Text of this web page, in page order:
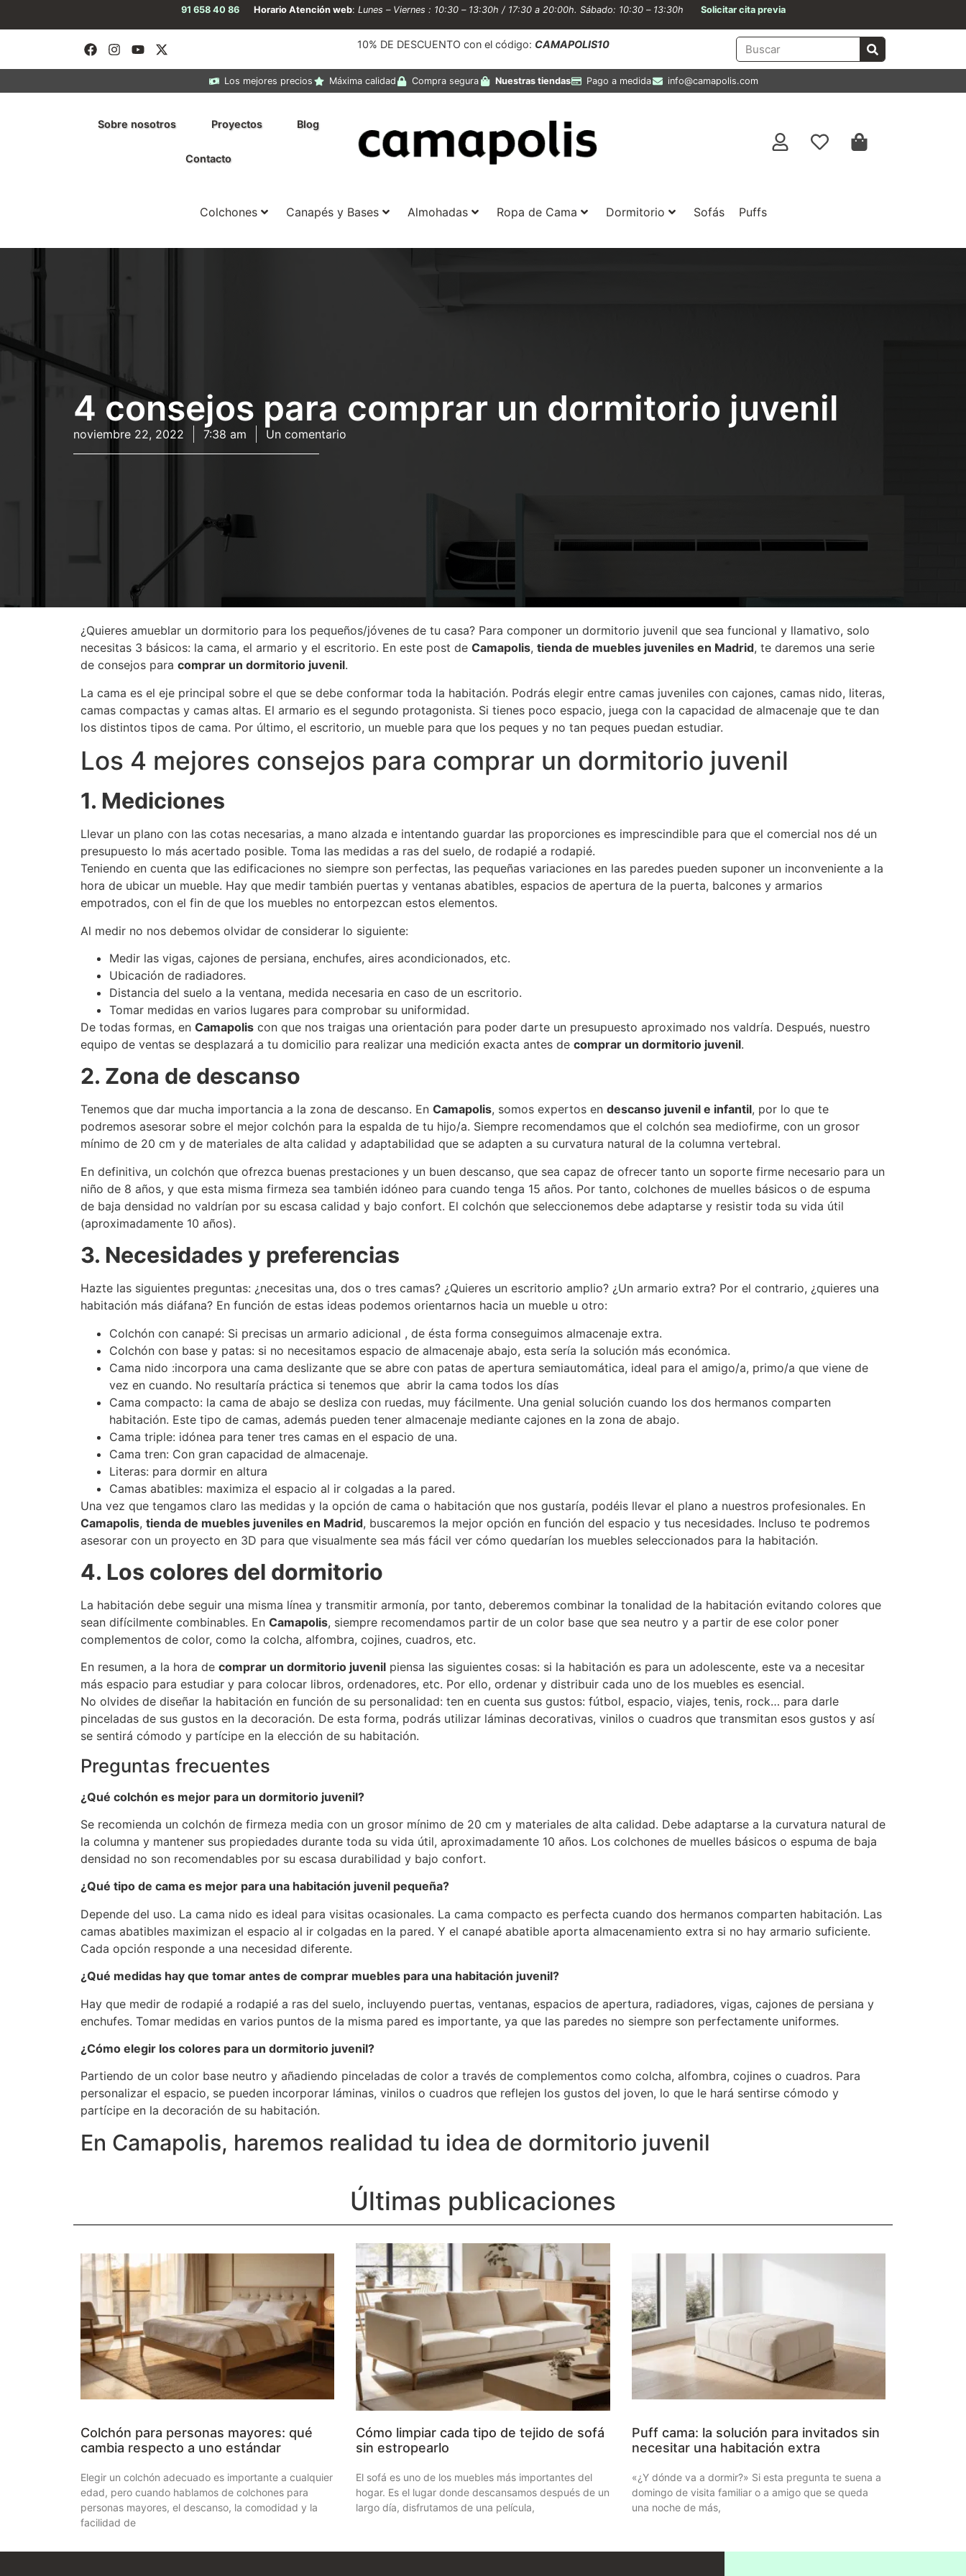
91 658 40 86 Horario Atención web: Lunes – Viernes : 10:30 – 13:30h / 17:30 a 20:00h. Sábado: 10:30 – 13:30h Solicitar cita previa
10% DE DESCUENTO con el código: CAMAPOLIS10
Los mejores precios Máxima calidad Compra segura Nuestras tiendas Pago a medida info@camapolis.com
Sobre nosotros Proyectos Blog
Contacto
Colchones Canapés y Bases Almohadas Ropa de Cama Dormitorio Sofás Puffs
4 consejos para comprar un dormitorio juvenil
noviembre 22, 2022 7:38 am Un comentario
¿Quieres amueblar un dormitorio para los pequeños/jóvenes de tu casa? Para componer un dormitorio juvenil que sea funcional y llamativo, solo
necesitas 3 básicos: la cama, el armario y el escritorio. En este post de Camapolis, tienda de muebles juveniles en Madrid, te daremos una serie
de consejos para comprar un dormitorio juvenil.
La cama es el eje principal sobre el que se debe conformar toda la habitación. Podrás elegir entre camas juveniles con cajones, camas nido, literas,
camas compactas y camas altas. El armario es el segundo protagonista. Si tienes poco espacio, juega con la capacidad de almacenaje que te dan
los distintos tipos de cama. Por último, el escritorio, un mueble para que los peques y no tan peques puedan estudiar.
Los 4 mejores consejos para comprar un dormitorio juvenil
1. Mediciones
Llevar un plano con las cotas necesarias, a mano alzada e intentando guardar las proporciones es imprescindible para que el comercial nos dé un
presupuesto lo más acertado posible. Toma las medidas a ras del suelo, de rodapié a rodapié.
Teniendo en cuenta que las edificaciones no siempre son perfectas, las pequeñas variaciones en las paredes pueden suponer un inconveniente a la
hora de ubicar un mueble. Hay que medir también puertas y ventanas abatibles, espacios de apertura de la puerta, balcones y armarios
empotrados, con el fin de que los muebles no entorpezcan estos elementos.
Al medir no nos debemos olvidar de considerar lo siguiente:
Medir las vigas, cajones de persiana, enchufes, aires acondicionados, etc.
Ubicación de radiadores.
Distancia del suelo a la ventana, medida necesaria en caso de un escritorio.
Tomar medidas en varios lugares para comprobar su uniformidad.
De todas formas, en Camapolis con que nos traigas una orientación para poder darte un presupuesto aproximado nos valdría. Después, nuestro
equipo de ventas se desplazará a tu domicilio para realizar una medición exacta antes de comprar un dormitorio juvenil.
2. Zona de descanso
Tenemos que dar mucha importancia a la zona de descanso. En Camapolis, somos expertos en descanso juvenil e infantil, por lo que te
podremos asesorar sobre el mejor colchón para la espalda de tu hijo/a. Siempre recomendamos que el colchón sea mediofirme, con un grosor
mínimo de 20 cm y de materiales de alta calidad y adaptabilidad que se adapten a su curvatura natural de la columna vertebral.
En definitiva, un colchón que ofrezca buenas prestaciones y un buen descanso, que sea capaz de ofrecer tanto un soporte firme necesario para un
niño de 8 años, y que esta misma firmeza sea también idóneo para cuando tenga 15 años. Por tanto, colchones de muelles básicos o de espuma
de baja densidad no valdrían por su escasa calidad y bajo confort. El colchón que seleccionemos debe adaptarse y resistir toda su vida útil
(aproximadamente 10 años).
3. Necesidades y preferencias
Hazte las siguientes preguntas: ¿necesitas una, dos o tres camas? ¿Quieres un escritorio amplio? ¿Un armario extra? Por el contrario, ¿quieres una
habitación más diáfana? En función de estas ideas podemos orientarnos hacia un mueble u otro:
Colchón con canapé: Si precisas un armario adicional , de ésta forma conseguimos almacenaje extra.
Colchón con base y patas: si no necesitamos espacio de almacenaje abajo, esta sería la solución más económica.
Cama nido :incorpora una cama deslizante que se abre con patas de apertura semiautomática, ideal para el amigo/a, primo/a que viene de
vez en cuando. No resultaría práctica si tenemos que abrir la cama todos los días
Cama compacto: la cama de abajo se desliza con ruedas, muy fácilmente. Una genial solución cuando los dos hermanos comparten
habitación. Este tipo de camas, además pueden tener almacenaje mediante cajones en la zona de abajo.
Cama triple: idónea para tener tres camas en el espacio de una.
Cama tren: Con gran capacidad de almacenaje.
Literas: para dormir en altura
Camas abatibles: maximiza el espacio al ir colgadas a la pared.
Una vez que tengamos claro las medidas y la opción de cama o habitación que nos gustaría, podéis llevar el plano a nuestros profesionales. En
Camapolis, tienda de muebles juveniles en Madrid, buscaremos la mejor opción en función del espacio y tus necesidades. Incluso te podremos
asesorar con un proyecto en 3D para que visualmente sea más fácil ver cómo quedarían los muebles seleccionados para la habitación.
4. Los colores del dormitorio
La habitación debe seguir una misma línea y transmitir armonía, por tanto, deberemos combinar la tonalidad de la habitación evitando colores que
sean difícilmente combinables. En Camapolis, siempre recomendamos partir de un color base que sea neutro y a partir de ese color poner
complementos de color, como la colcha, alfombra, cojines, cuadros, etc.
En resumen, a la hora de comprar un dormitorio juvenil piensa las siguientes cosas: si la habitación es para un adolescente, este va a necesitar
más espacio para estudiar y para colocar libros, ordenadores, etc. Por ello, ordenar y distribuir cada uno de los muebles es esencial.
No olvides de diseñar la habitación en función de su personalidad: ten en cuenta sus gustos: fútbol, espacio, viajes, tenis, rock… para darle
pinceladas de sus gustos en la decoración. De esta forma, podrás utilizar láminas decorativas, vinilos o cuadros que transmitan esos gustos y así
se sentirá cómodo y partícipe en la elección de su habitación.
Preguntas frecuentes
¿Qué colchón es mejor para un dormitorio juvenil?
Se recomienda un colchón de firmeza media con un grosor mínimo de 20 cm y materiales de alta calidad. Debe adaptarse a la curvatura natural de
la columna y mantener sus propiedades durante toda su vida útil, aproximadamente 10 años. Los colchones de muelles básicos o espuma de baja
densidad no son recomendables por su escasa durabilidad y bajo confort.
¿Qué tipo de cama es mejor para una habitación juvenil pequeña?
Depende del uso. La cama nido es ideal para visitas ocasionales. La cama compacto es perfecta cuando dos hermanos comparten habitación. Las
camas abatibles maximizan el espacio al ir colgadas en la pared. Y el canapé abatible aporta almacenamiento extra si no hay armario suficiente.
Cada opción responde a una necesidad diferente.
¿Qué medidas hay que tomar antes de comprar muebles para una habitación juvenil?
Hay que medir de rodapié a rodapié a ras del suelo, incluyendo puertas, ventanas, espacios de apertura, radiadores, vigas, cajones de persiana y
enchufes. Tomar medidas en varios puntos de la misma pared es importante, ya que las paredes no siempre son perfectamente uniformes.
¿Cómo elegir los colores para un dormitorio juvenil?
Partiendo de un color base neutro y añadiendo pinceladas de color a través de complementos como colcha, alfombra, cojines o cuadros. Para
personalizar el espacio, se pueden incorporar láminas, vinilos o cuadros que reflejen los gustos del joven, lo que le hará sentirse cómodo y
partícipe en la decoración de su habitación.
En Camapolis, haremos realidad tu idea de dormitorio juvenil
Últimas publicaciones
Colchón para personas mayores: qué
cambia respecto a uno estándar
Elegir un colchón adecuado es importante a cualquier
edad, pero cuando hablamos de colchones para
personas mayores, el descanso, la comodidad y la
facilidad de
Cómo limpiar cada tipo de tejido de sofá
sin estropearlo
El sofá es uno de los muebles más importantes del
hogar. Es el lugar donde descansamos después de un
largo día, disfrutamos de una película,
Puff cama: la solución para invitados sin
necesitar una habitación extra
«¿Y dónde va a dormir?» Si esta pregunta te suena a
domingo de visita familiar o a amigo que se queda
una noche de más,